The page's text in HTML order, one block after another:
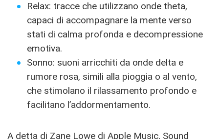
Relax: tracce che utilizzano onde theta,
capaci di accompagnare la mente verso
stati di calma profonda e decompressione
emotiva.
Sonno: suoni arricchiti da onde delta e
rumore rosa, simili alla pioggia o al vento,
che stimolano il rilassamento profondo e
facilitano l’addormentamento.
A detta di Zane Lowe di Apple Music, Sound